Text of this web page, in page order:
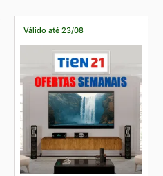
Válido até 23/08